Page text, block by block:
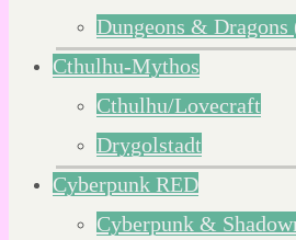
Dungeons &
Cthulhu-Mythos
Cthulhu/Lovecraft
Drygolstadt
Cyberpunk RED
Cyberpunk &